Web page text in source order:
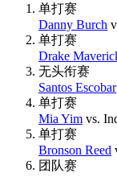
单打赛
Danny Burch
单打赛
Drake
无头衔赛
Santos Escobar
单打赛
Mia Yim vs.
单打赛
Bronson Reed
团队赛